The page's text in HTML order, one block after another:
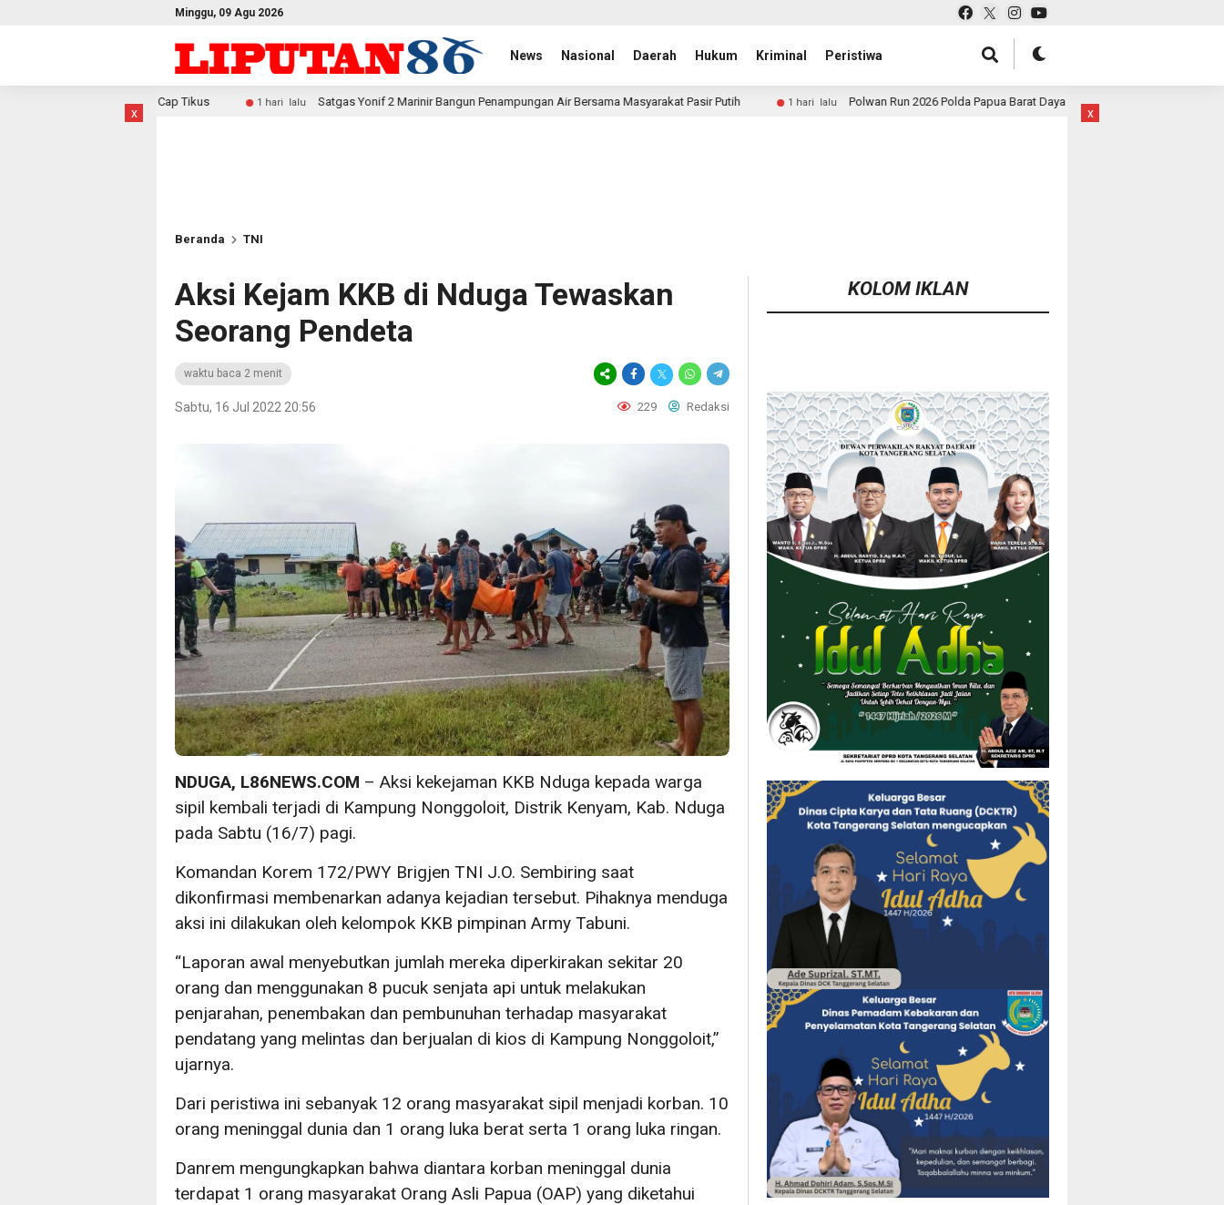
Minggu, 09 Agu 2026
News Nasional Daerah Hukum Kriminal Peristiwa
x
1 hari lalu Satgas Yonif 2 Marinir Bangun Penampungan Air Bersama Masyarakat Pasir Putih 1 hari lalu Polwan Run 2026 Polda Papua Barat Daya Meriah, Pererat Kebersamaan Polri dan Masyarakat
Beranda TNI
Aksi Kejam KKB di Nduga Tewaskan
Seorang Pendeta
waktu baca 2 menit
Sabtu, 16 Jul 2022 20:56 229 Redaksi
NDUGA, L86NEWS.COM – Aksi kekejaman KKB Nduga kepada warga
sipil kembali terjadi di Kampung Nonggoloit, Distrik Kenyam, Kab. Nduga
pada Sabtu (16/7) pagi.
Komandan Korem 172/PWY Brigjen TNI J.O. Sembiring saat
dikonfirmasi membenarkan adanya kejadian tersebut. Pihaknya menduga
aksi ini dilakukan oleh kelompok KKB pimpinan Army Tabuni.
“Laporan awal menyebutkan jumlah mereka diperkirakan sekitar 20
orang dan menggunakan 8 pucuk senjata api untuk melakukan
penjarahan, penembakan dan pembunuhan terhadap masyarakat
pendatang yang melintas dan berjualan di kios di Kampung Nonggoloit,”
ujarnya.
Dari peristiwa ini sebanyak 12 orang masyarakat sipil menjadi korban. 10
orang meninggal dunia dan 1 orang luka berat serta 1 orang luka ringan.
Danrem mengungkapkan bahwa diantara korban meninggal dunia
terdapat 1 orang masyarakat Orang Asli Papua (OAP) yang diketahui
KOLOM IKLAN
x